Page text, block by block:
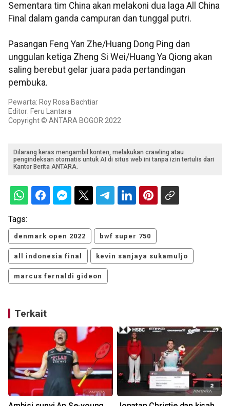
Sementara tim China akan melakoni dua laga All China
Final dalam ganda campuran dan tunggal putri.
Pasangan Feng Yan Zhe/Huang Dong Ping dan
unggulan ketiga Zheng Si Wei/Huang Ya Qiong akan
saling berebut gelar juara pada pertandingan
pembuka.
Pewarta: Roy Rosa Bachtiar
Editor: Feru Lantara
Copyright © ANTARA BOGOR 2022
Dilarang keras mengambil konten, melakukan crawling atau
pengindeksan otomatis untuk AI di situs web ini tanpa izin tertulis dari
Kantor Berita ANTARA.
Tags:
denmark open 2022 bwf super 750
all indonesia final kevin sanjaya sukamuljo
marcus fernaldi gideon
Terkait